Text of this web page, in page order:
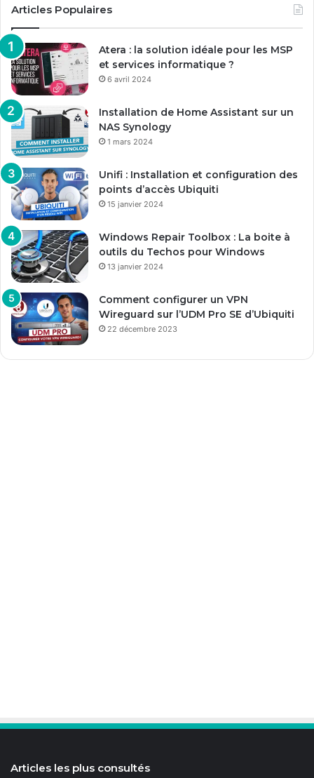
Articles Populaires
Atera : la solution idéale pour les MSP
et services informatique ?
6 avril 2024
Installation de Home Assistant sur un
NAS Synology
1 mars 2024
Unifi : Installation et configuration des
points d’accès Ubiquiti
15 janvier 2024
Windows Repair Toolbox : La boite à
outils du Techos pour Windows
13 janvier 2024
Comment configurer un VPN
Wireguard sur l’UDM Pro SE d’Ubiquiti
22 décembre 2023
Articles les plus consultés